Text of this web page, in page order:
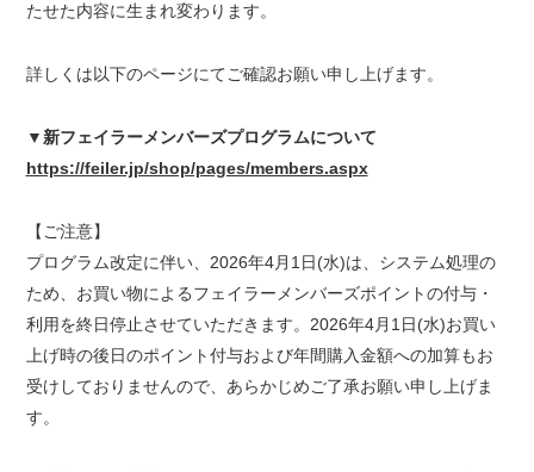
たせた内容に生まれ変わります。
詳しくは以下のページにてご確認お願い申し上げます。
▼新フェイラーメンバーズプログラムについて
https://feiler.jp/shop/pages/members.aspx
【ご注意】
プログラム改定に伴い、2026年4月1日(水)は、システム処理の
ため、お買い物によるフェイラーメンバーズポイントの付与・
利用を終日停止させていただきます。2026年4月1日(水)お買い
上げ時の後日のポイント付与および年間購入金額への加算もお
受けしておりませんので、あらかじめご了承お願い申し上げま
す。